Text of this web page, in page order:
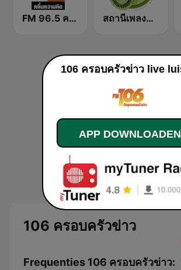
FM 96.5 คลื่นความคิด Thinking Radio สถานีเพลงสตริง Request Radio
106 ครอบครัวข่าว
Frequenties 106 ครอบครัวข่าว:
APP DOWNLOADEN